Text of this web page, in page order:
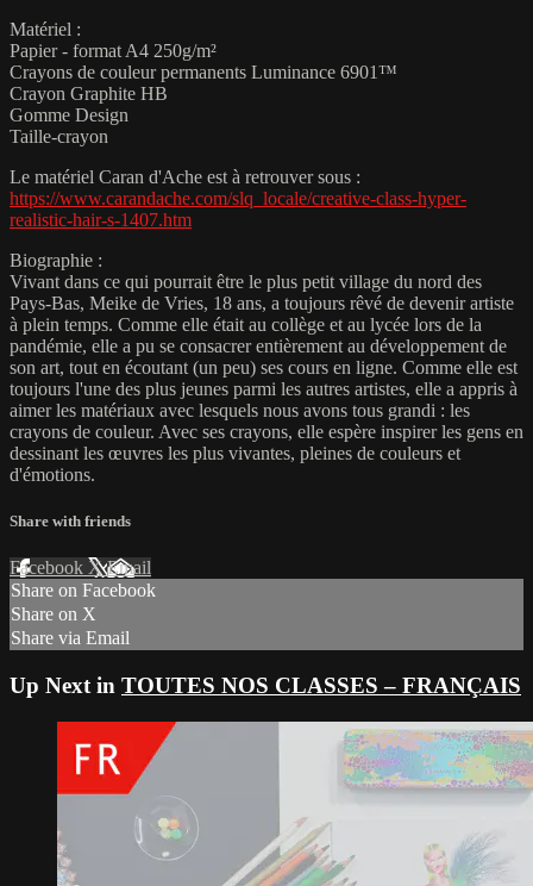
Matériel :
Papier - format A4 250g/m²
Crayons de couleur permanents Luminance 6901™
Crayon Graphite HB
Gomme Design
Taille-crayon
Le matériel Caran d'Ache est à retrouver sous :
https://www.carandache.com/slq_locale/creative-class-hyper-
realistic-hair-s-1407.htm
Biographie :
Vivant dans ce qui pourrait être le plus petit village du nord des
Pays-Bas, Meike de Vries, 18 ans, a toujours rêvé de devenir artiste
à plein temps. Comme elle était au collège et au lycée lors de la
pandémie, elle a pu se consacrer entièrement au développement de
son art, tout en écoutant (un peu) ses cours en ligne. Comme elle est
toujours l'une des plus jeunes parmi les autres artistes, elle a appris à
aimer les matériaux avec lesquels nous avons tous grandi : les
crayons de couleur. Avec ses crayons, elle espère inspirer les gens en
dessinant les œuvres les plus vivantes, pleines de couleurs et
d'émotions.
Share with friends
Facebook XEmail
Share on Facebook
Share on X
Share via Email
Up Next in TOUTES NOS CLASSES – FRANÇAIS